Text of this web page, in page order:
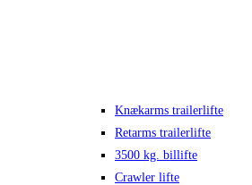
Knækarms trailerlifte
Retarms trailerlifte
3500 kg. billifte
Crawler lifte